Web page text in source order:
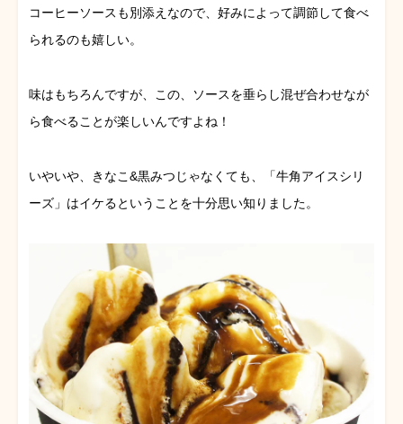
コーヒーソースも別添えなので、好みによって調節して食べ
られるのも嬉しい。
味はもちろんですが、この、ソースを垂らし混ぜ合わせなが
ら食べることが楽しいんですよね！
いやいや、きなこ&黒みつじゃなくても、「牛角アイスシリ
ーズ」はイケるということを十分思い知りました。